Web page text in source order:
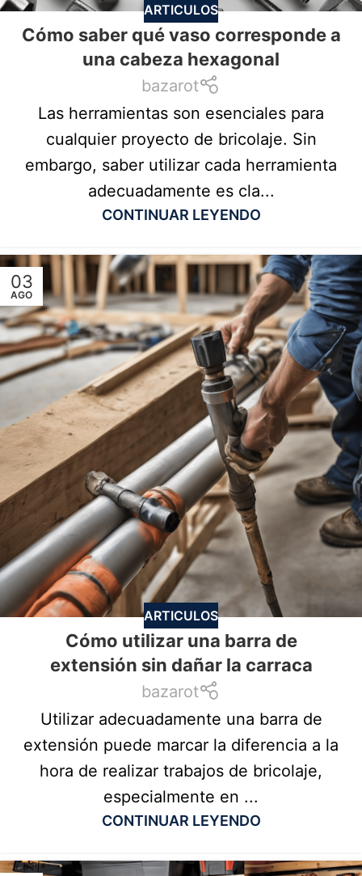
ARTICULOS
Cómo saber qué vaso corresponde a
una cabeza hexagonal
bazarot
Las herramientas son esenciales para
cualquier proyecto de bricolaje. Sin
embargo, saber utilizar cada herramienta
adecuadamente es cla...
CONTINUAR LEYENDO
03
AGO
ARTICULOS
Cómo utilizar una barra de
extensión sin dañar la carraca
bazarot
Utilizar adecuadamente una barra de
extensión puede marcar la diferencia a la
hora de realizar trabajos de bricolaje,
especialmente en ...
CONTINUAR LEYENDO